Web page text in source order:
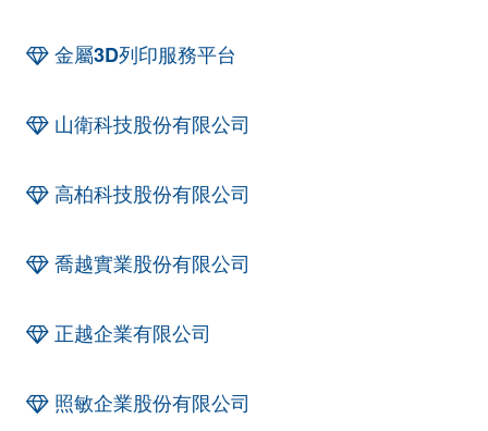
金屬3D列印服務平台
山衛科技股份有限公司
高柏科技股份有限公司
喬越實業股份有限公司
正越企業有限公司
照敏企業股份有限公司